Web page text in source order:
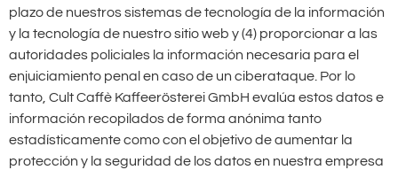
plazo de nuestros sistemas de tecnología de la información
y la tecnología de nuestro sitio web y (4) proporcionar a las
autoridades policiales la información necesaria para el
enjuiciamiento penal en caso de un ciberataque. Por lo
tanto, Cult Caffè Kaffeerösterei GmbH evalúa estos datos e
información recopilados de forma anónima tanto
estadísticamente como con el objetivo de aumentar la
protección y la seguridad de los datos en nuestra empresa